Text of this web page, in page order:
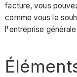
facture, vous
comme vous le
l'entreprise